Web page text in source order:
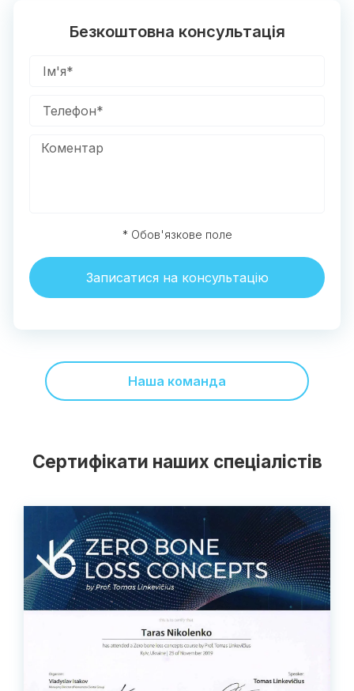
Безкоштовна консультація
* Обов'язкове поле
Записатися на консультацію
Наша команда
Сертифікати наших спеціалістів